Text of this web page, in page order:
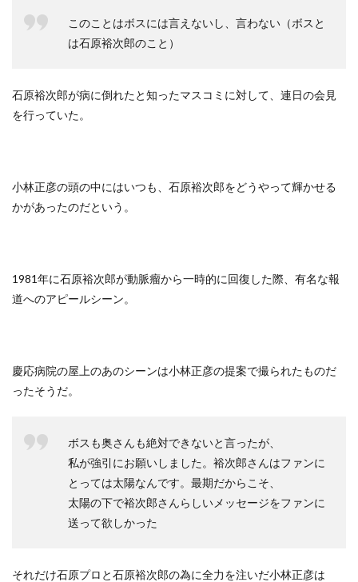
このことはボスには言えないし、言わない（ボスと
は石原裕次郎のこと）
石原裕次郎が病に倒れたと知ったマスコミに対して、連日の会見
を行っていた。
小林正彦の頭の中にはいつも、石原裕次郎をどうやって輝かせる
かがあったのだという。
1981年に石原裕次郎が動脈瘤から一時的に回復した際、有名な報
道へのアピールシーン。
慶応病院の屋上のあのシーンは小林正彦の提案で撮られたものだ
ったそうだ。
ボスも奥さんも絶対できないと言ったが、
私が強引にお願いしました。裕次郎さんはファンに
とっては太陽なんです。最期だからこそ、
太陽の下で裕次郎さんらしいメッセージをファンに
送って欲しかった
それだけ石原プロと石原裕次郎の為に全力を注いだ小林正彦は